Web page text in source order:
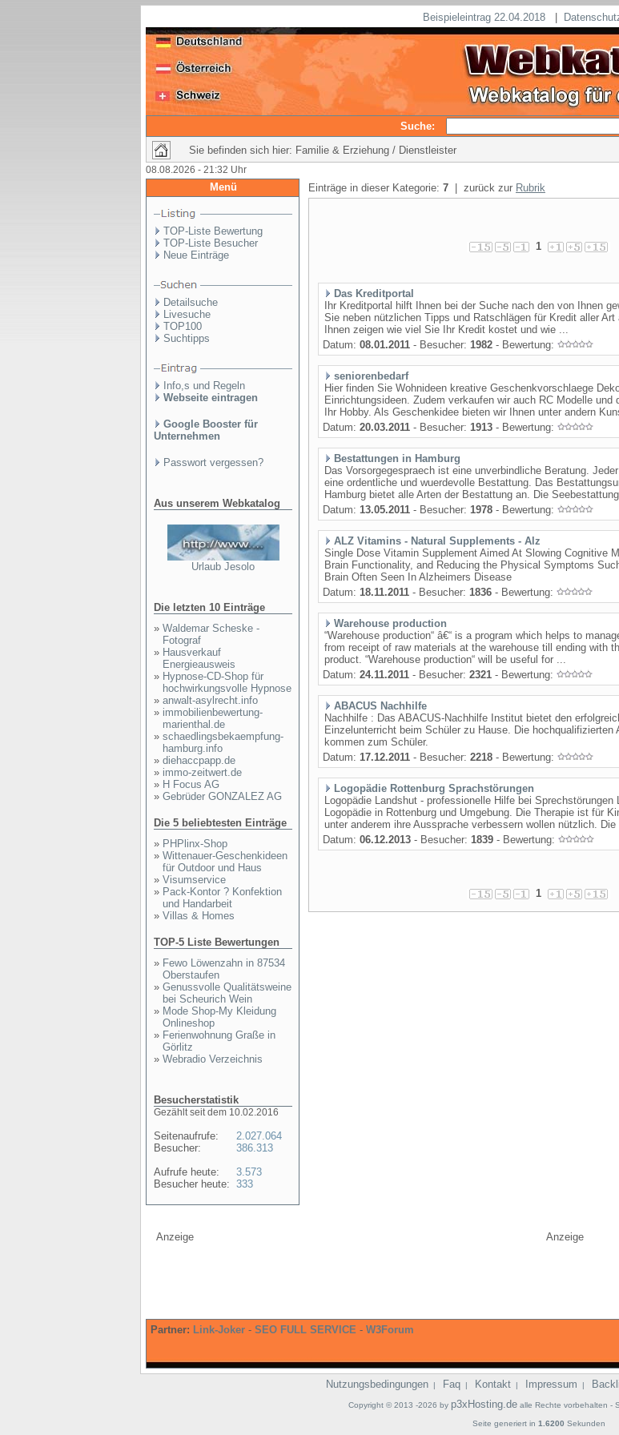
Beispieleintrag 22.04.2018
Suche:
Sie befinden sich hier: Familie & Erziehung / Dienstleister
08.08.2026 - 21:32 Uhr
Menü
TOP-Liste Bewertung
TOP-Liste Besucher
Neue Einträge
Detailsuche
Livesuche
TOP100
Suchtipps
Info,s und Regeln
Webseite eintragen
Google Booster für
Unternehmen
Passwort vergessen?
Aus unserem Webkatalog
Urlaub Jesolo
Die letzten 10 Einträge
» Waldemar Scheske -
Fotograf
» Hausverkauf
Energieausweis
» Hypnose-CD-Shop für
hochwirkungsvolle Hypnose
» anwalt-asylrecht.info
» immobilienbewertung-
marienthal.de
» schaedlingsbekaempfung-
hamburg.info
» diehaccpapp.de
» immo-zeitwert.de
» H Focus AG
» Gebrüder GONZALEZ AG
Die 5 beliebtesten Einträge
» PHPlinx-Shop
» Wittenauer-Geschenkideen
für Outdoor und Haus
» Visumservice
» Pack-Kontor ? Konfektion
und Handarbeit
» Villas & Homes
TOP-5 Liste Bewertungen
» Fewo Löwenzahn in 87534
Oberstaufen
» Genussvolle Qualitätsweine
bei Scheurich Wein
» Mode Shop-My Kleidung
Onlineshop
» Ferienwohnung Graße in
Görlitz
» Webradio Verzeichnis
Besucherstatistik
Gezählt seit dem 10.02.2016
Seitenaufrufe:
Besucher:
Aufrufe heute:
Besucher heute:
2.027.064
386.313
3.573
333
Einträge in dieser Kategorie: 7 | zurück zur Rubrik
1
Das Kreditportal
Ihr Kreditportal hilft Ihnen bei der Suche nach den von Ihnen
Sie neben nützlichen Tipps und Ratschlägen für Kredit aller Art
Ihnen zeigen wie viel Sie Ihr Kredit kostet und wie ...
Datum: 08.01.2011 - Besucher: 1982 - Bewertung:
seniorenbedarf
Hier finden Sie Wohnideen kreative Geschenkvorschlaege
Einrichtungsideen. Zudem verkaufen wir auch RC Modelle und
Ihr Hobby. Als Geschenkidee bieten wir Ihnen unter andern
Datum: 20.03.2011 - Besucher: 1913 - Bewertung:
Bestattungen in Hamburg
Das Vorsorgegespraech ist eine unverbindliche Beratung.
eine ordentliche und wuerdevolle Bestattung. Das
Hamburg bietet alle Arten der Bestattung an. Die
Datum: 13.05.2011 - Besucher: 1978 - Bewertung:
ALZ Vitamins - Natural Supplements - Alz
Single Dose Vitamin Supplement Aimed At Slowing Cognitive
Brain Functionality, and Reducing the Physical Symptoms
Brain Often Seen In Alzheimers Disease
Datum: 18.11.2011 - Besucher: 1836 - Bewertung:
Warehouse production
“Warehouse production“ â€“ is a program which helps to
from receipt of raw materials at the warehouse till ending with
product. “Warehouse production“ will be useful for ...
Datum: 24.11.2011 - Besucher: 2321 - Bewertung:
ABACUS Nachhilfe
Nachhilfe : Das ABACUS-Nachhilfe Institut bietet den
Einzelunterricht beim Schüler zu Hause. Die hochqualifizierten
kommen zum Schüler.
Datum: 17.12.2011 - Besucher: 2218 - Bewertung:
Logopädie Rottenburg Sprachstörungen
Logopädie Landshut - professionelle Hilfe bei Sprechstörungen
Logopädie in Rottenburg und Umgebung. Die Therapie ist für
unter anderem ihre Aussprache verbessern wollen nützlich. Die
Datum: 06.12.2013 - Besucher: 1839 - Bewertung:
1
Anzeige Anzeige
Partner: Link-Joker - SEO FULL SERVICE - W3Forum
Nutzungsbedingungen | Faq | Kontakt | Impressum |
Copyright © 2013 -2026 by p3xHosting.dealle Rechte vorbehalten -
Seite generiert in 1.6200 Sekunden